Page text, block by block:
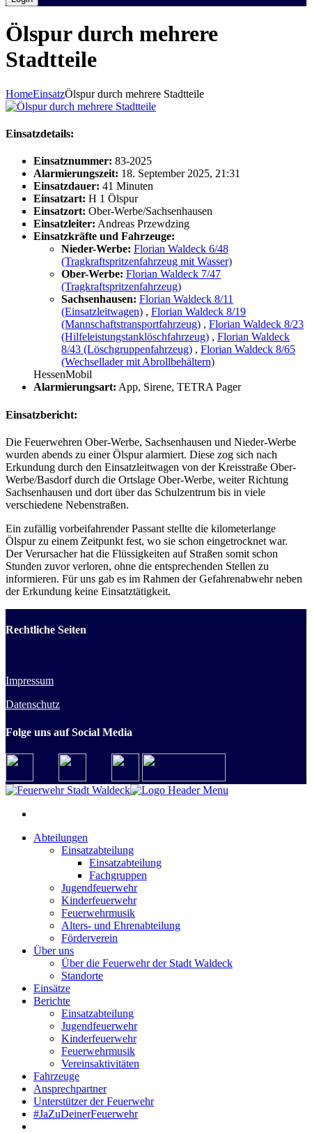
Ölspur durch mehrere
Stadtteile
HomeEinsatzÖlspur durch mehrere Stadtteile
Einsatzdetails:
Einsatznummer: 83-2025
Alarmierungszeit: 18. September 2025, 21:31
Einsatzdauer: 41 Minuten
Einsatzart: H 1 Ölspur
Einsatzort: Ober-Werbe/Sachsenhausen
Einsatzleiter: Andreas Przewdzing
Einsatzkräfte und Fahrzeuge:
Nieder-Werbe: Florian Waldeck 6/48
(Tragkraftspritzenfahrzeug mit Wasser)
Ober-Werbe: Florian Waldeck 7/47
(Tragkraftspritzenfahrzeug)
Sachsenhausen: Florian Waldeck 8/11
(Einsatzleitwagen) , Florian Waldeck 8/19
(Mannschaftstransportfahrzeug) , Florian Waldeck 8/23
(Hilfeleistungstanklöschfahrzeug) , Florian Waldeck
8/43 (Löschgruppenfahrzeug) , Florian Waldeck 8/65
(Wechsellader mit Abrollbehältern)
HessenMobil
Alarmierungsart: App, Sirene, TETRA Pager
Einsatzbericht:
Die Feuerwehren Ober-Werbe, Sachsenhausen und Nieder-Werbe
wurden abends zu einer Ölspur alarmiert. Diese zog sich nach
Erkundung durch den Einsatzleitwagen von der Kreisstraße Ober-
Werbe/Basdorf durch die Ortslage Ober-Werbe, weiter Richtung
Sachsenhausen und dort über das Schulzentrum bis in viele
verschiedene Nebenstraßen.
Ein zufällig vorbeifahrender Passant stellte die kilometerlange
Ölspur zu einem Zeitpunkt fest, wo sie schon eingetrocknet war.
Der Verursacher hat die Flüssigkeiten auf Straßen somit schon
Stunden zuvor verloren, ohne die entsprechenden Stellen zu
informieren. Für uns gab es im Rahmen der Gefahrenabwehr neben
der Erkundung keine Einsatztätigkeit.
Rechtliche Seiten
Impressum
Datenschutz
Folge uns auf Social Media
Abteilungen
Einsatzabteilung
Einsatzabteilung
Fachgruppen
Jugendfeuerwehr
Kinderfeuerwehr
Feuerwehrmusik
Alters- und Ehrenabteilung
Förderverein
Über uns
Über die Feuerwehr der Stadt Waldeck
Standorte
Einsätze
Berichte
Einsatzabteilung
Jugendfeuerwehr
Kinderfeuerwehr
Feuerwehrmusik
Vereinsaktivitäten
Fahrzeuge
Ansprechpartner
Unterstützer der Feuerwehr
#JaZuDeinerFeuerwehr